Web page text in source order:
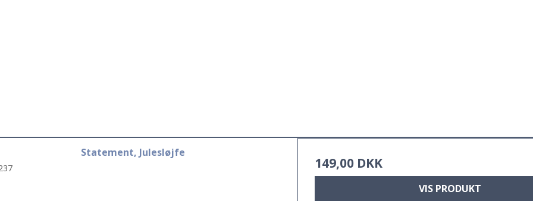
Statement, Julesløjfe
149,00 DKK
VIS PRODUKT